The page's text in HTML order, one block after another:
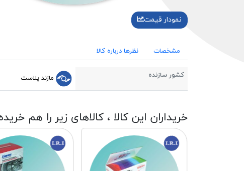
نمودار قیمت
مشخصات نظرها درباره کالا
کشور سازنده مازند پلاست
خریداران این کالا ، کالاهای زیر را هم